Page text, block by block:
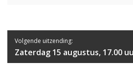
Volgende uitzending:
Zaterdag 15 augustus, 17.00